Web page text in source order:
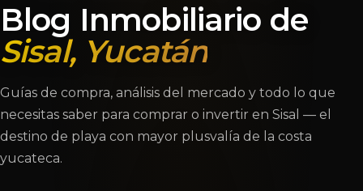
Blog Inmobiliario de
Sisal, Yucatán
Guías de compra, análisis del mercado y todo lo que
necesitas saber para comprar o invertir en Sisal — el
destino de playa con mayor plusvalía de la costa
yucateca.